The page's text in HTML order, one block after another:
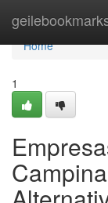
Home
Home
1